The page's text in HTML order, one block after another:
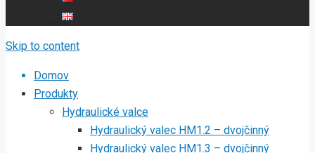
Skip to content
Domov
Produkty
Hydraulické valce
Hydraulický valec HM1.2 – dvojčinný
Hydraulický valec HM1.3 – dvojčinný